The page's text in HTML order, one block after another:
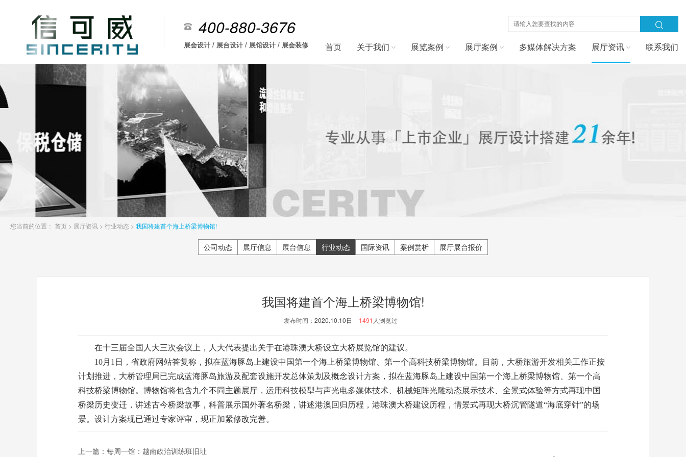
400-880-3676
展会设计 / 展台设计 / 展馆设计 / 展会装修 首页 关于我们 展览案例 展厅案例 多媒体解决方案 展厅资讯 联系我们
您当前的位置： 首页 > 展厅资讯 > 行业动态 > 我国将建首个海上桥梁博物馆!
公司动态 展厅信息 展台信息 行业动态 国际资讯 案例赏析 展厅展台报价
我国将建首个海上桥梁博物馆!
发布时间： 2020.10.10日 1491 人浏览过
在十三届全国人大三次会议上，人大代表提出关于在港珠澳大桥设立大桥展览馆的建议。
10月1日，省政府网站答复称，拟在蓝海豚岛上建设中国第一个海上桥梁博物馆、第一个高科技桥梁博物馆。目前，大桥旅游开发相关工作正按
计划推进，大桥管理局已完成蓝海豚岛旅游及配套设施开发总体策划及概念设计方案，拟在蓝海豚岛上建设中国第一个海上桥梁博物馆、第一个高
科技桥梁博物馆。博物馆将包含九个不同主题展厅，运用科技模型与声光电多媒体技术、机械矩阵光雕动态展示技术、全景式体验等方式再现中国
桥梁历史变迁，讲述古今桥梁故事，科普展示国外著名桥梁，讲述港澳回归历程，港珠澳大桥建设历程，情景式再现大桥沉管隧道“海底穿针”的场
景。设计方案现已通过专家评审，现正加紧修改完善。
上一篇： 每周一馆：越南政治训练班旧址